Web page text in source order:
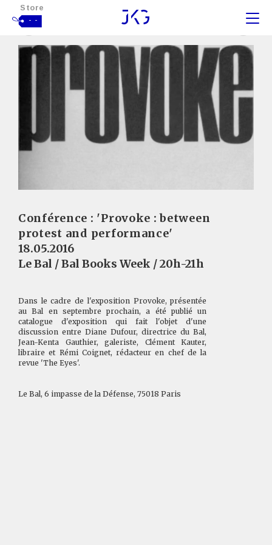
Store
- -
Conférence : 'Provoke : between
protest and performance'
18.05.2016
Le Bal / Bal Books Week / 20h-21h
Dans le cadre de l'exposition Provoke, présentée
au Bal en septembre prochain, a été publié un
catalogue d'exposition qui fait l'objet d'une
discussion entre Diane Dufour, directrice du Bal,
Jean-Kenta Gauthier, galeriste, Clément Kauter,
libraire et Rémi Coignet, rédacteur en chef de la
revue 'The Eyes'.
Le Bal, 6 impasse de la Défense, 75018 Paris